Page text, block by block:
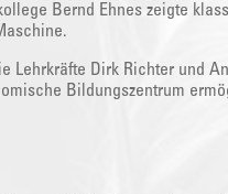
Bernd Ehnes zeigte
Lehrkräfte Dirk Richter und
Bildungszentrum